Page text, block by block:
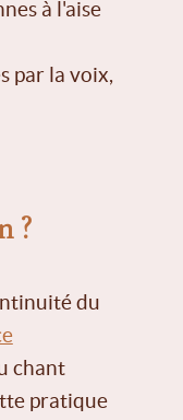
à l'aise
par la voix,
?
du
chant
pratique